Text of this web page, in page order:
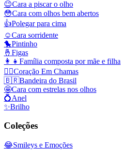
😉Cara a piscar o olho
😳Cara com olhos bem abertos
👍Polegar para cima
☺️Cara sorridente
🐤Pintinho
🤞 Figas
👩‍👧 Família composta por mãe e filha
❤️‍🔥Coração Em Chamas
🇧🇷Bandeira do Brasil
🤩Cara com estrelas nos olhos
💍Anel
✨Brilho
Coleções
😂Smileys e Emoções